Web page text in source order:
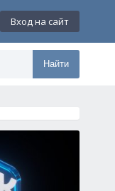
Вход на сайт
Найти